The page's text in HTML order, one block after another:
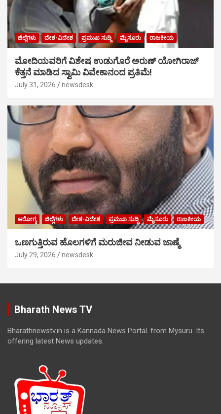
ಜಿಲ್ಲೆಗಳು ದೇಶ-ವಿದೇಶ ಪ್ರಮುಖ ಸುದ್ದಿ ಮೈಸೂರು ರಾಜಕೀಯ
ಮೋದಿಯವರಿಗೆ ವಿಶೇಷ ಉಡುಗೊರೆ ಅರುಣ್ ಯೋಗಿರಾಜ್
ಕೆತ್ತನೆ ಮಾಡಿದ ಸ್ವಾಮಿ ವಿವೇಕಾನಂದ ಪ್ರತಿಮೆ!
July 31, 2026 newsdesk
ಆರೋಗ್ಯ ಜಿಲ್ಲೆಗಳು ದೇಶ-ವಿದೇಶ ಪ್ರಮುಖ ಸುದ್ದಿ ಮೈಸೂರು ರಾಜಕೀಯ
ಒಣಗುತ್ತಿರುವ ಹೊಲಗಳಿಗೆ ಮರುಜೀವ ನೀಡುವ ಜಾಣ್ಮೆ
July 29, 2026 newsdesk
Bharath News TV
Bharathnewstv.in is a Kannada News Portal. from Mysuru. Its
offering latest News updates.